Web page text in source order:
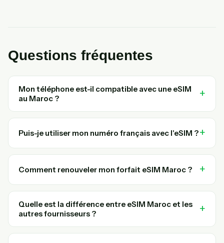
Questions fréquentes
Mon téléphone est-il compatible avec une eSIM
au Maroc ?
Puis-je utiliser mon numéro français avec l'eSIM ?
Comment renouveler mon forfait eSIM Maroc ?
Quelle est la différence entre eSIM Maroc et les
autres fournisseurs ?